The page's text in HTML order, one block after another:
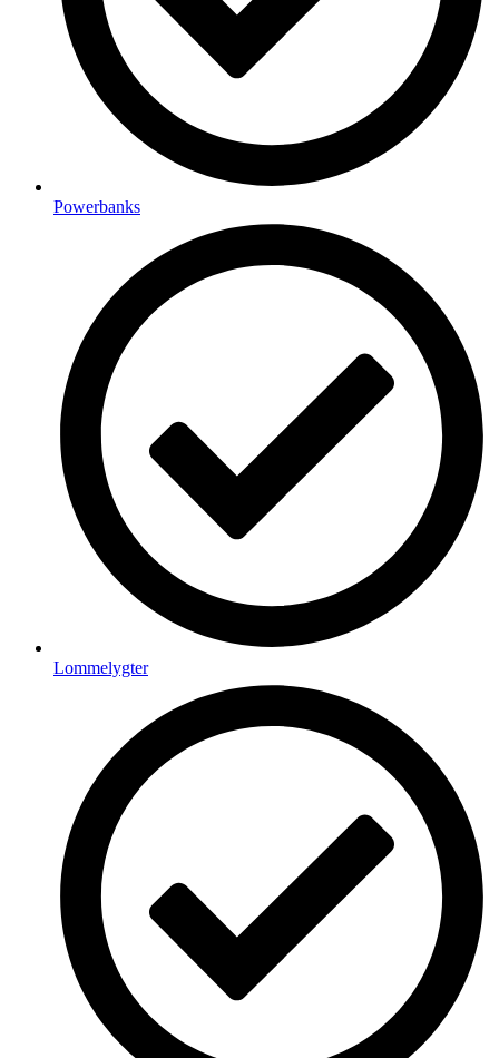
Powerbanks
Lommelygter